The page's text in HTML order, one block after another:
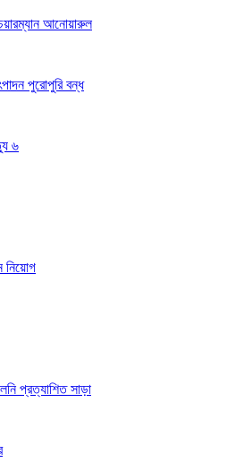
চেয়ারম্যান আনোয়ারুল
পুরোপুরি বন্ধ
৬
নিয়োগ
প্রত্যাশিত সাড়া